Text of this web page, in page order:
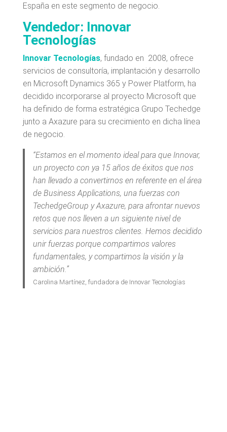
España en este segmento de negocio.
Vendedor: Innovar
Tecnologías
Innovar Tecnologías, fundado en 2008, ofrece
servicios de consultoría, implantación y desarrollo
en Microsoft Dynamics 365 y Power Platform, ha
decidido incorporarse al proyecto Microsoft que
ha definido de forma estratégica Grupo Techedge
junto a Axazure para su crecimiento en dicha línea
de negocio.
“Estamos en el momento ideal para que Innovar,
un proyecto con ya 15 años de éxitos que nos
han llevado a convertirnos en referente en el área
de Business Applications, una fuerzas con
TechedgeGroup y Axazure, para afrontar nuevos
retos que nos lleven a un siguiente nivel de
servicios para nuestros clientes. Hemos decidido
unir fuerzas porque compartimos valores
fundamentales, y compartimos la visión y la
ambición.”
Carolina Martínez, fundadora de Innovar Tecnologías